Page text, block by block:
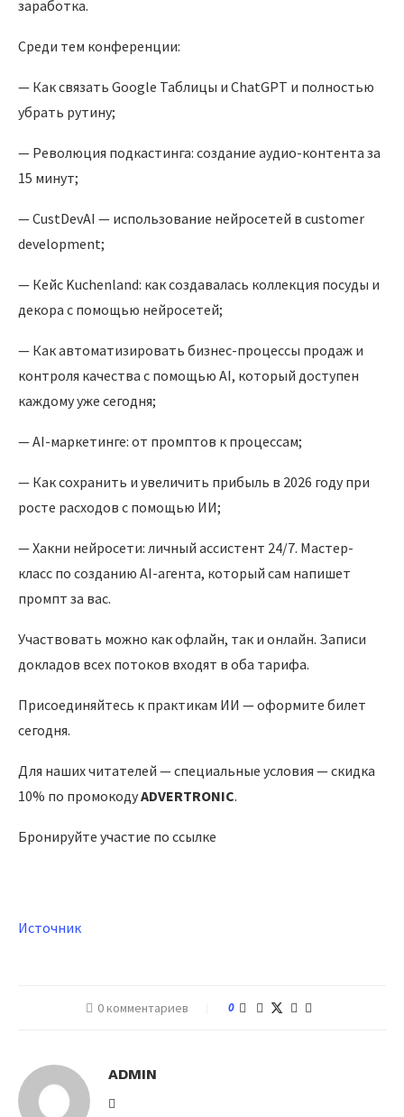
заработка.
Среди тем конференции:
— Как связать Google Таблицы и ChatGPT и полностью
убрать рутину;
— Революция подкастинга: создание аудио-контента за
15 минут;
— CustDevAI — использование нейросетей в customer
development;
— Кейс Kuchenland: как создавалась коллекция посуды и
декора с помощью нейросетей;
— Как автоматизировать бизнес-процессы продаж и
контроля качества с помощью AI, который доступен
каждому уже сегодня;
— AI-маркетинге: от промптов к процессам;
— Как сохранить и увеличить прибыль в 2026 году при
росте расходов с помощью ИИ;
— Хакни нейросети: личный ассистент 24/7. Мастер-
класс по созданию AI-агента, который сам напишет
промпт за вас.
Участвовать можно как офлайн, так и онлайн. Записи
докладов всех потоков входят в оба тарифа.
Присоединяйтесь к практикам ИИ — оформите билет
сегодня.
Для наших читателей — специальные условия — скидка
10% по промокодуАDVERTRONIC.
Бронируйте участие по ссылке
Источник
0 комментариев 0
ADMIN